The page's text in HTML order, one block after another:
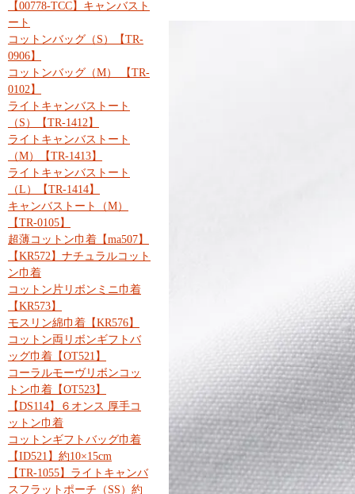
【00778-TCC】キャンバスト
ート
コットンバッグ（S）【TR-
0906】
コットンバッグ（M） 【TR-
0102】
ライトキャンバストート
（S）【TR-1412】
ライトキャンバストート
（M）【TR-1413】
ライトキャンバストート
（L）【TR-1414】
キャンバストート（M）
【TR-0105】
超薄コットン巾着【ma507】
【KR572】ナチュラルコット
ン巾着
コットン片リボンミニ巾着
【KR573】
モスリン綿巾着【KR576】
コットン両リボンギフトバ
ッグ巾着【OT521】
コーラルモーヴリボンコッ
トン巾着【OT523】
【DS114】６オンス 厚手コ
ットン巾着
コットンギフトバッグ巾着
【ID521】約10×15cm
【TR-1055】ライトキャンバ
スフラットポーチ（SS）約